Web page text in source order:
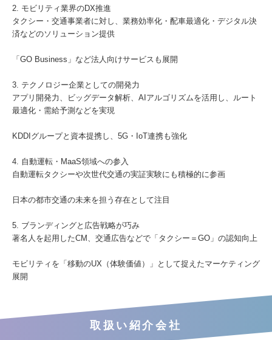
2. モビリティ業界のDX推進
タクシー・交通事業者に対し、業務効率化・配車最適化・デジタル決
済などのソリューション提供
「GO Business」など法人向けサービスも展開
3. テクノロジー企業としての開発力
アプリ開発力、ビッグデータ解析、AIアルゴリズムを活用し、ルート
最適化・需給予測などを実現
KDDIグループと資本提携し、5G・IoT連携も強化
4. 自動運転・MaaS領域への参入
自動運転タクシーや次世代交通の実証実験にも積極的に参画
日本の都市交通の未来を担う存在として注目
5. ブランディングと広告戦略が巧み
著名人を起用したCM、交通広告などで「タクシー＝GO」の認知向上
モビリティを「移動のUX（体験価値）」として捉えたマーケティング
展開
取扱い紹介会社